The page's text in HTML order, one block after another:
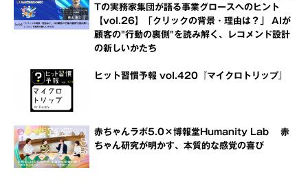
Tの実務家集団が語る事業グロースへのヒント
【vol.26】「クリックの背景・理由は？」 AIが
顧客の"行動の裏側"を読み解く、レコメンド設計
の新しいかたち
ヒット習慣予報 vol.420『マイクロトリップ』
赤ちゃんラボ5.0×博報堂Humanity Lab 赤
ちゃん研究が明かす、本質的な感覚の喜び